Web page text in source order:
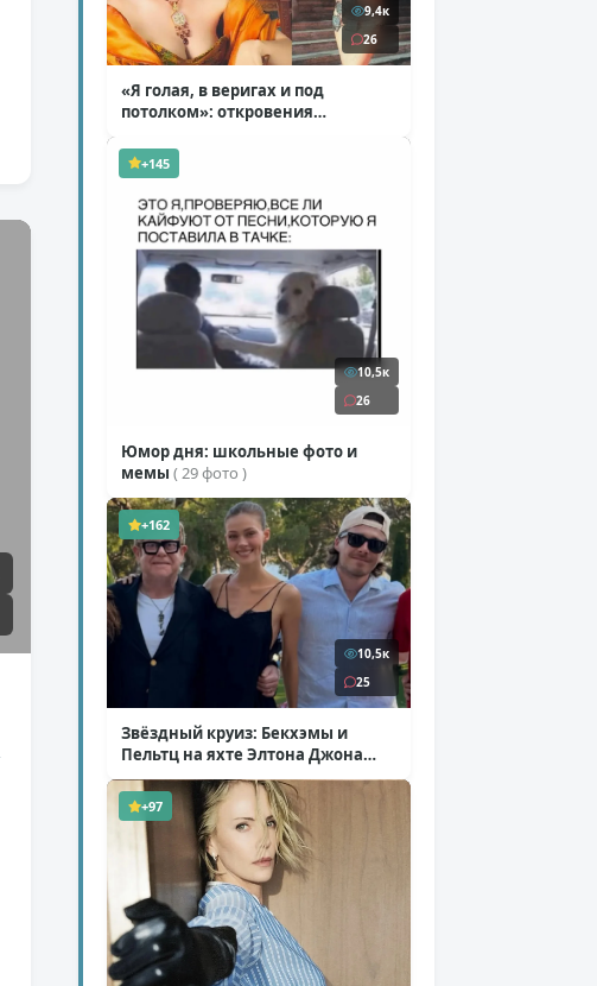
9,4к
26
«Я голая, в веригах и под
потолком»: откровения
( 11 фото )
+145
10,5к
26
Юмор дня: школьные фото и
мемы ( 29 фото )
+162
10,5к
25
Звёздный круиз: Бекхэмы и
Пельтц на яхте Элтона Джона
( 12 фото )
+97